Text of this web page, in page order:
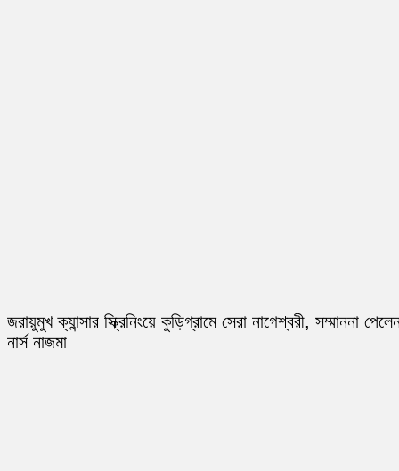
জরায়ুমুখ ক্যান্সার স্ক্রিনিংয়ে কুড়িগ্রামে সেরা নাগেশ্বরী, সম্মাননা
নার্স নাজমা